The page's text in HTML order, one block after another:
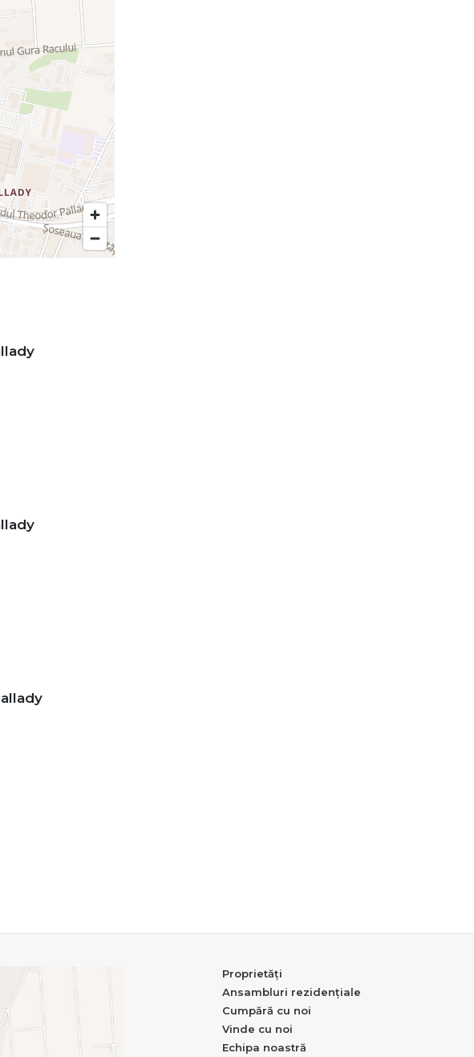
Proprietăți
Ansambluri rezidențiale
Cumpără cu noi
Vinde cu noi
Echipa noastră